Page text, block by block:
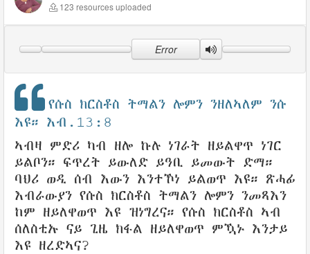
123 resources uploaded
Error
የሱስ ክርስቶስ ትማልን ሎምን ንዘለኣለም ንሱ
እዩ። እብ.13:8
ኣብዛ ምድሪ ካብ ዘሎ ኩሉ ነገራት ዘይልዋጥ ነገር
ይልቦን። ፍጥረት ይውለድ ይዓቢ ይመውት ድማ።
ባህሪ ወዲ ሰብ እውን እንተኾነ ይልወጥ እዩ። ጽሓፊ
እብራውያን የሱስ ክርስቶስ ትማልን ሎምን ንመጻእን
ከም ዘይለዋወጥ እዩ ዝነግረና። የሱስ ክርስቶስ ኣብ
ሰለስቲኡ ናይ ጊዜ ክፋል ዘይለዋወጥ ምዃኑ እንታይ
እዩ ዘረድኣና?